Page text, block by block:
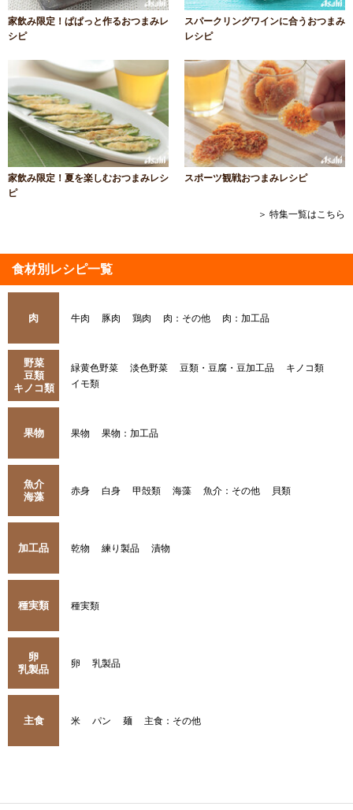
家飲み限定！ぱぱっと作るおつまみレ
シピ
スパークリングワインに合うおつまみ
レシピ
家飲み限定！夏を楽しむおつまみレシ
ピ
スポーツ観戦おつまみレシピ
＞ 特集一覧はこちら
食材別レシピ一覧
肉 牛肉 豚肉 鶏肉 肉：その他 肉：加工品
野菜
豆類
キノコ類
緑黄色野菜 淡色野菜 豆類・豆腐・豆加工品
キノコ類
イモ類
果物 果物 果物：加工品
魚介
海藻
赤身 白身 甲殻類 海藻 魚介：その他 貝類
加工品 乾物 練り製品 漬物
種実類 種実類
卵
乳製品
卵 乳製品
主食 米 パン 麺 主食：その他